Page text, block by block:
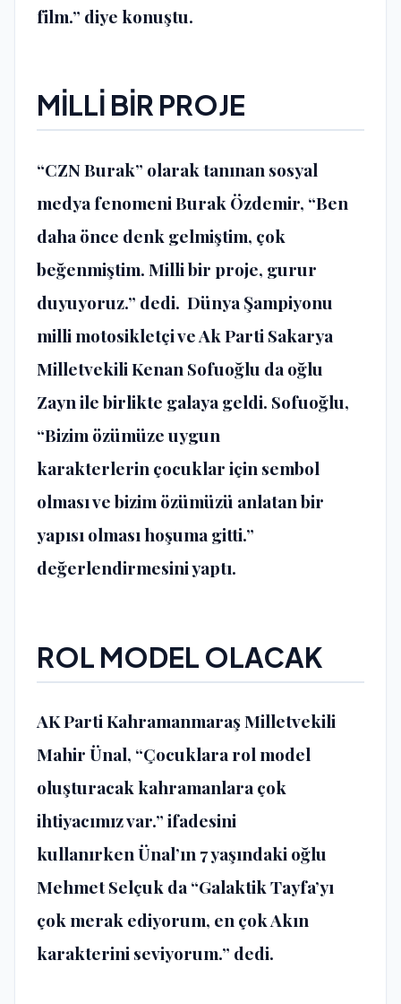
film.” diye konuştu.
MİLLİ BİR PROJE
“CZN Burak” olarak tanınan sosyal
medya fenomeni Burak Özdemir, “Ben
daha önce denk gelmiştim, çok
beğenmiştim. Milli bir proje, gurur
duyuyoruz.” dedi. Dünya Şampiyonu
milli motosikletçi ve Ak Parti Sakarya
Milletvekili Kenan Sofuoğlu da oğlu
Zayn ile birlikte galaya geldi. Sofuoğlu,
“Bizim özümüze uygun
karakterlerin çocuklar için sembol
olması ve bizim özümüzü anlatan bir
yapısı olması hoşuma gitti.”
değerlendirmesini yaptı.
ROL MODEL OLACAK
AK Parti Kahramanmaraş Milletvekili
Mahir Ünal, “Çocuklara rol model
oluşturacak kahramanlara çok
ihtiyacımız var.” ifadesini
kullanırken Ünal’ın 7 yaşındaki oğlu
Mehmet Selçuk da “Galaktik Tayfa’yı
çok merak ediyorum, en çok Akın
karakterini seviyorum.” dedi.